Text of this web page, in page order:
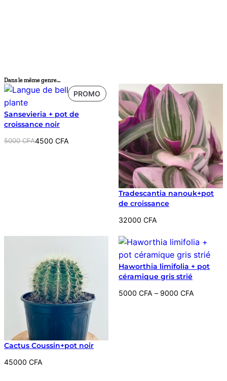
Dans le même genre…
PROMOPRODUIT
EN
PROMOTION
Sansevieria + pot de
croissance noir
5000CFA
Le
4500 CFA
Le
Tradescantia nanouk+pot
de croissance
32000CFA
Cactus Coussin+pot noir
45000 CFA
Haworthia limifolia + pot
céramique gris strié
5000CFA – 9000CFA
Plage